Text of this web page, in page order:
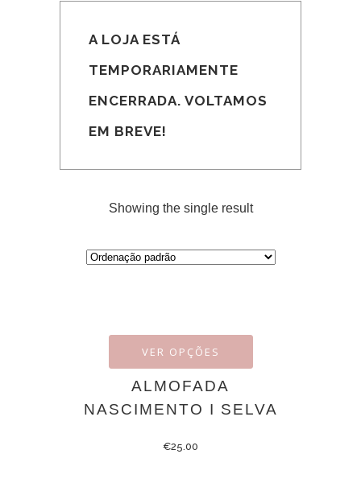
A LOJA ESTÁ
TEMPORARIAMENTE
ENCERRADA. VOLTAMOS
EM BREVE!
Showing the single result
VER OPÇÕES
ALMOFADA
NASCIMENTO I SELVA
€25.00